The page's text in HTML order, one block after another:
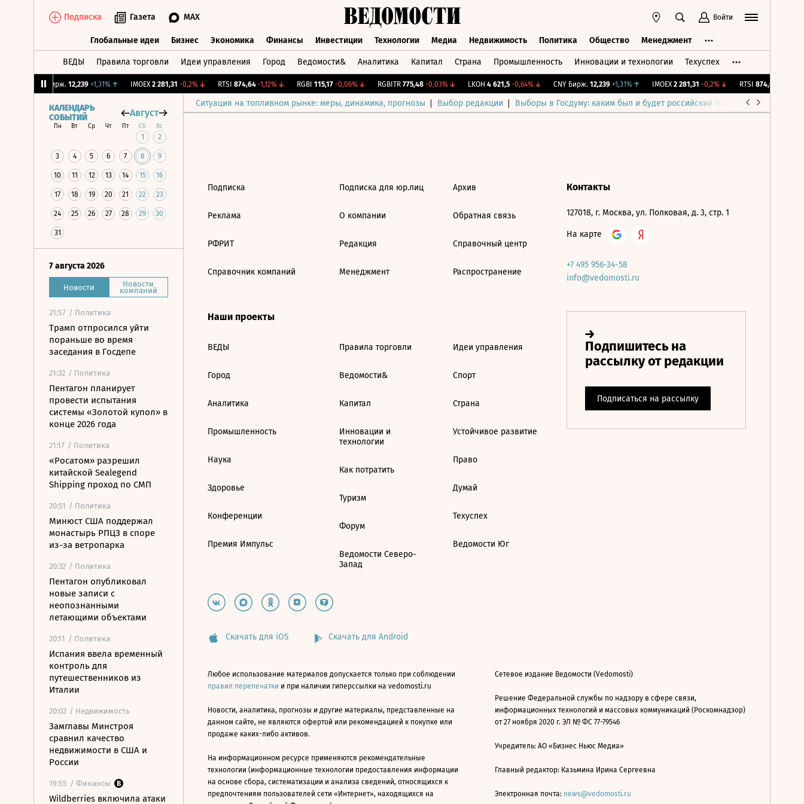
Подписка Газета MAX Войти
Глобальные идеи Бизнес Экономика Финансы Инвестиции Технологии Медиа Недвижимость Политика Общество Менеджмент
ВЕДЫ Правила торговли Идеи управления Город Ведомости& Аналитика Капитал Страна Промышленность Инновации и технологии Техуспех
CNY Бирж. 12,239 +1,31%↑ IMOEX 2 281,31 -0,2%↓ RTSI 874,64 -1,12%↓ RGBI 115,17 -0,06%↓ RGBITR 775,48 -0,03%↓ LKOH 4 621,5 -0,64%↓ CNY Бирж. 12,239 +1,31%↑ IMOEX 2 281,31 -0,2%↓ RTSI 874,64
Ситуация на топливном рынке: меры, динамика, прогнозы Выбор редакции Выборы в Госдуму: каким был и будет российский парламент
КАЛЕНДАРЬ
СОБЫТИЙ
Август
Пн Вт Ср Чт Пт Сб Вс
1 2
3 4 5 6 7 8 9
10 11 12 13 14 15 16
17 18 19 20 21 22 23
24 25 26 27 28 29 30
31
7 августа 2026
Новости Новости
компаний
21:57 / Политика
Трамп отпросился уйти
пораньше во время
заседания в Госдепе
21:32 / Политика
Пентагон планирует
провести испытания
системы «Золотой купол» в
конце 2026 года
21:17 / Политика
«Росатом» разрешил
китайской Sealegend
Shipping проход по СМП
20:51 / Политика
Минюст США поддержал
монастырь РПЦЗ в споре
из-за ветропарка
20:32 / Политика
Пентагон опубликовал
новые записи с
неопознанными
летающими объектами
20:11 / Политика
Испания ввела временный
контроль для
путешественников из
Италии
20:02 / Недвижимость
Замглавы Минстроя
сравнил качество
недвижимости в США и
России
19:55 / Финансы
Wildberries включила атаки
Подписка
Реклама
РФРИТ
Справочник компаний
Подписка для юр.лиц
О компании
Редакция
Менеджмент
Архив
Обратная связь
Справочный центр
Распространение
Наши проекты
ВЕДЫ
Город
Аналитика
Промышленность
Наука
Здоровье
Конференции
Премия Импульс
Правила торговли
Ведомости&
Капитал
Инновации и
технологии
Как потратить
Туризм
Форум
Ведомости Северо-
Запад
Идеи управления
Спорт
Страна
Устойчивое развитие
Право
Думай
Техуспех
Ведомости Юг
Контакты
127018, г. Москва, ул. Полковая, д. 3, стр. 1
На карте
+7 495 956-34-58
info@vedomosti.ru
Скачать для iOS Скачать для Android
Любое использование материалов допускается только при соблюдении
правил перепечатки и при наличии гиперссылки на vedomosti.ru
Новости, аналитика, прогнозы и другие материалы, представленные на
данном сайте, не являются офертой или рекомендацией к покупке или
продаже каких-либо активов.
На информационном ресурсе применяются рекомендательные
технологии (информационные технологии предоставления информации
на основе сбора, систематизации и анализа сведений, относящихся к
предпочтениям пользователей сети «Интернет», находящихся на
Сетевое издание Ведомости (Vedomosti)
Решение Федеральной службы по надзору в сфере связи,
информационных технологий и массовых коммуникаций (Роскомнадзор)
от 27 ноября 2020 г. ЭЛ № ФС 77-79546
Учредитель: АО «Бизнес Ньюс Медиа»
Главный редактор: Казьмина Ирина Сергеевна
Электронная почта: news@vedomosti.ru